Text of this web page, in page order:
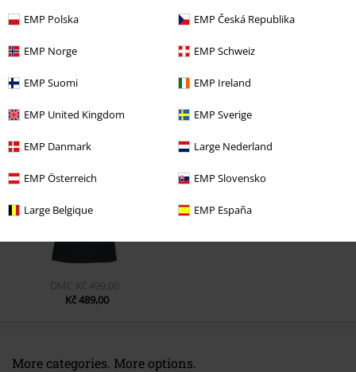
EMP Polska EMP Česká Republika
EMP Norge EMP Schweiz
EMP Suomi EMP Ireland
EMP United Kingdom EMP Sverige
EMP Danmark Large Nederland
EMP Österreich EMP Slovensko
Large Belgique EMP España
Naposledy navštívené
DMC Kč 499,00
Kč 489,00
More categories. More options.